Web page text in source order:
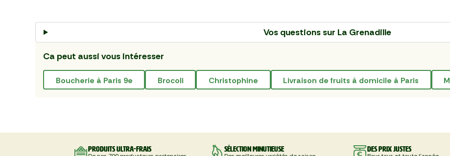
Vos questions sur La Grenadille
Ca peut aussi vous intéresser
boucherie à Paris 9e brocoli christophine Livraison de fruits à domicile à Paris
Produits ultra-frais Sélection minutieuse Des prix justes